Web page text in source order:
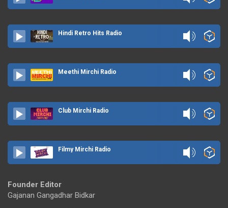
Hindi Retro Hits Radio
Meethi Mirchi Radio
Club Mirchi Radio
Filmy Mirchi Radio
Founder Editor
Gajanan Gangadhar Bidkar